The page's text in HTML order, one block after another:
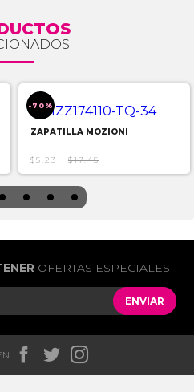
-70%
ZAPATILLA MOZIONI
$5.23 $17.45
OFERTAS ESPECIALES
ENVIAR
  